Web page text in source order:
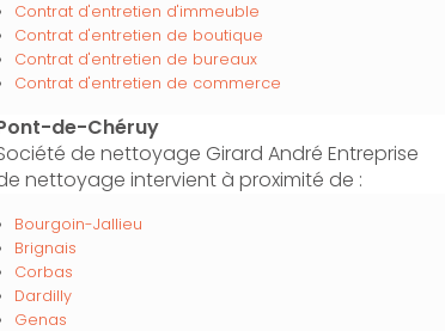
Contrat d'entretien d'immeuble
Contrat d'entretien de boutique
Contrat d'entretien de bureaux
Contrat d'entretien de commerce
de-Chéruy
de nettoyage Girard André Entreprise
nettoyage intervient à proximité de :
Bourgoin-Jallieu
Brignais
Corbas
Dardilly
Genas